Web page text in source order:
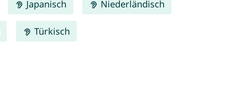
Japanisch Niederländisch
Türkisch